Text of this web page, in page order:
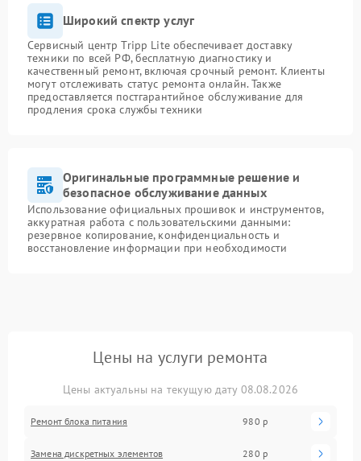
Широкий спектр услуг
Сервисный центр Tripp Lite обеспечивает доставку
техники по всей РФ, бесплатную диагностику и
качественный ремонт, включая срочный ремонт. Клиенты
могут отслеживать статус ремонта онлайн. Также
предоставляется постгарантийное обслуживание для
продления срока службы техники
Оригинальные программные решение и
безопасное обслуживание данных
Использование официальных прошивок и инструментов,
аккуратная работа с пользовательскими данными:
резервное копирование, конфиденциальность и
восстановление информации при необходимости
Цены на услуги ремонта
Цены актуальны на текущую дату 08.08.2026
Ремонт блока питания 980 р
Замена дискретных элементов 280 р